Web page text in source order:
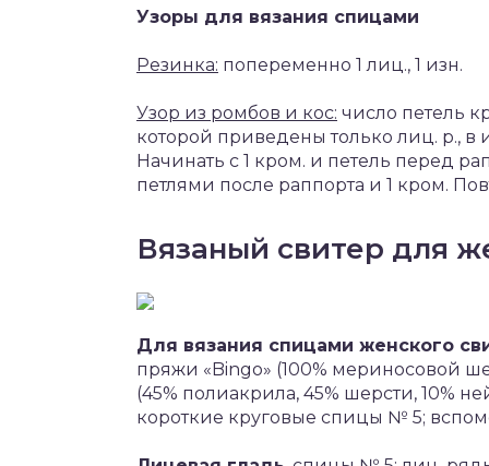
Узоры для вязания спицами
Резинка: попеременно 1 лиц., 1 изн.
Узор из ромбов и кос: число петель
которой приведены только лиц. р., в
Начинать с 1 кром. и петель перед
петлями после раппорта и 1 кром.
Вязаный свитер для
Для вязания спицами женского
пряжи «Bingo» (100% мериносовой
(45% полиакрила, 45% шерсти, 10%
короткие круговые спицы № 5;